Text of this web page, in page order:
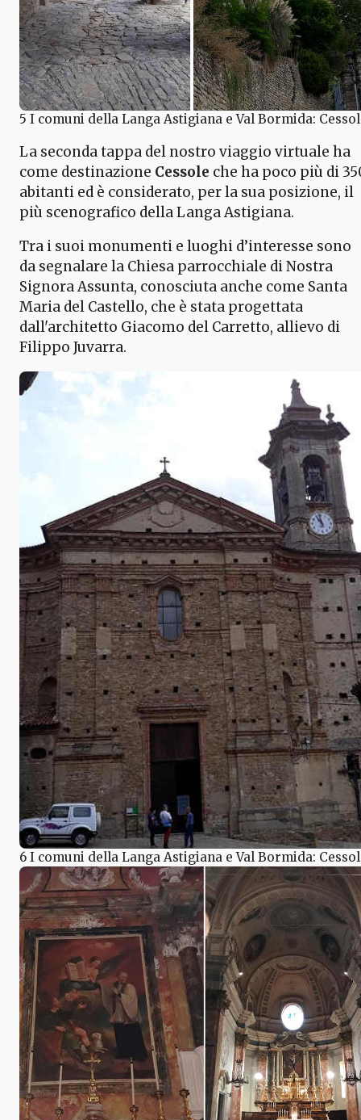
5 I comuni della Langa Astigiana e Val Bormida:
La seconda tappa del nostro viaggio virtuale ha
come destinazione Cessole che ha poco più di
abitanti ed è considerato, per la sua posizione, il
più scenografico della Langa Astigiana.
Tra i suoi monumenti e luoghi d’interesse sono
da segnalare la Chiesa parrocchiale di Nostra
Signora Assunta, conosciuta anche come Santa
Maria del Castello, che è stata progettata
dall'architetto Giacomo del Carretto, allievo di
Filippo Juvarra.
6 I comuni della Langa Astigiana e Val Bormida: